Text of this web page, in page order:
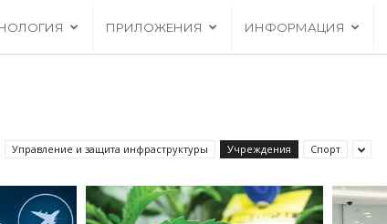
ПРИЛОЖЕНИЯ ИНФОРМАЦИЯ
Управление и защита инфраструктуры Учреждения Спорт